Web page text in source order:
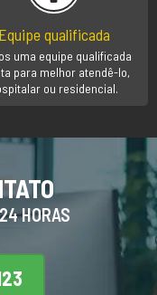
Equipe qualificada
uma equipe qualificada
para melhor atendê-lo,
ou residencial.
HORAS